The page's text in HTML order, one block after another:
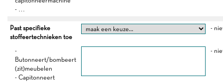
- …
Past specifieke
stoffeertechnieken toe
-
-
Butonneert/bombeert
(zit)meubelen
- Capitonneert
-